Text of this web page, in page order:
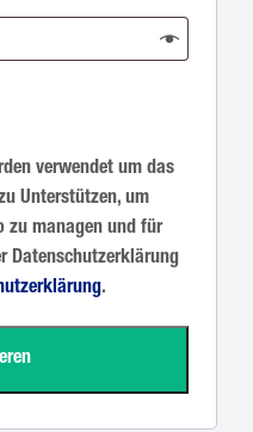
verwendet um das
Unterstützen, um
zu managen und für
Datenschutzerklärung
.